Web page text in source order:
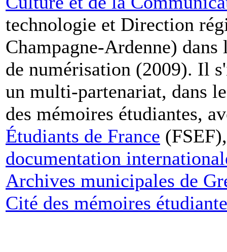
technologie et Direction
Champagne-Ardenne)
de numérisation (2009). Il
un multi-partenariat, dans
des mémoires étudiantes,
Étudiants de France
documentation
Archives municipales de
Cité des mémoires